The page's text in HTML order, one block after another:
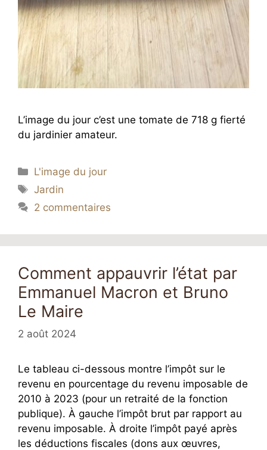
L’image du jour c’est une tomate de 718 g fierté
du jardinier amateur.
Catégories
L'image du jour
Étiquettes
Jardin
2 commentaires
Comment appauvrir l’état par
Emmanuel Macron et Bruno
Le Maire
2 août 2024
Le tableau ci-dessous montre l’impôt sur le
revenu en pourcentage du revenu imposable de
2010 à 2023 (pour un retraité de la fonction
publique). À gauche l’impôt brut par rapport au
revenu imposable. À droite l’impôt payé après
les déductions fiscales (dons aux œuvres,